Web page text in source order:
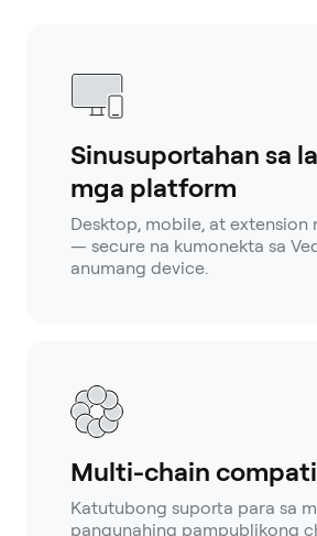
Sinusuportahan sa
mga platform
Desktop, mobile, at extension
— secure na kumonekta sa
anumang device.
Multi-chain
Katutubong suporta para sa
pangunahing pampublikong